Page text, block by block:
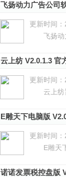
飞扬动力广告公司
更新时间
飞扬动力
云上纺 V2.0.1.3 官
更新时间
云上纺旨
E雕天下电脑版
更新时间
E雕天下
诺诺发票税控盘版